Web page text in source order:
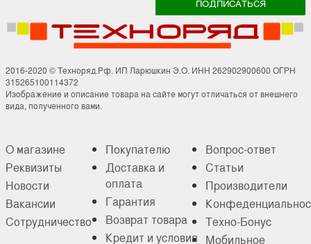
2016-2020 © Техноряд.Рф. ИП Ларюшкин Э.О. ИНН 262902900600 ОГРН
315265100114372
Изображение и описание товара на сайте могут отличаться от внешнего
вида, полученного вами.
О магазине
Реквизиты
Новости
Вакансии
Сотрудничество
Покупателю
Доставка и
оплата
Гарантия
Возврат товара
Кредит и условия
Вопрос-ответ
Статьи
Производители
Техно-Бонус
Мобильное